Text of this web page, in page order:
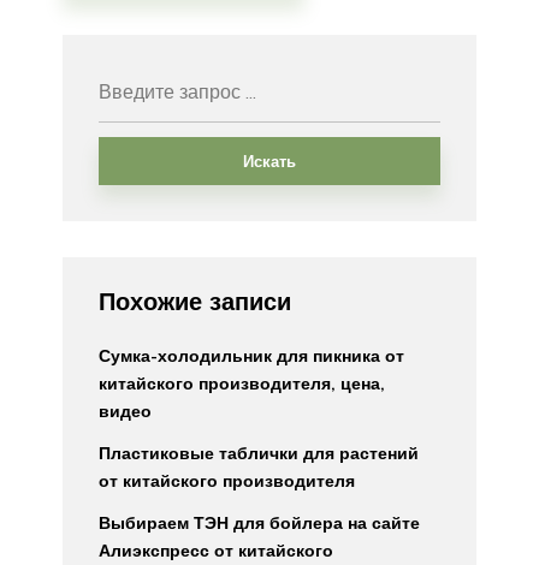
Искать
Похожие записи
Сумка-холодильник для пикника от
китайского производителя, цена,
видео
Пластиковые таблички для растений
от китайского производителя
Выбираем ТЭН для бойлера на сайте
Алиэкспресс от китайского